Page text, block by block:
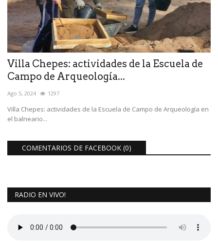
Villa Chepes: actividades de la Escuela de
Campo de Arqueología...
Ago 5, 2024 1297
Villa Chepes: actividades de la Escuela de Campo de Arqueología en
el balneario...
COMENTARIOS DE FACEBOOK (0)
RADIO EN VIVO!